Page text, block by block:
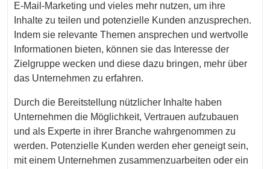
E-Mail-Marketing und vieles mehr nutzen, um ihre
Inhalte zu teilen und potenzielle Kunden anzusprechen.
Indem sie relevante Themen ansprechen und wertvolle
Informationen bieten, können sie das Interesse der
Zielgruppe wecken und diese dazu bringen, mehr über
das Unternehmen zu erfahren.
Durch die Bereitstellung nützlicher Inhalte haben
Unternehmen die Möglichkeit, Vertrauen aufzubauen
und als Experte in ihrer Branche wahrgenommen zu
werden. Potenzielle Kunden werden eher geneigt sein,
mit einem Unternehmen zusammenzuarbeiten oder ein